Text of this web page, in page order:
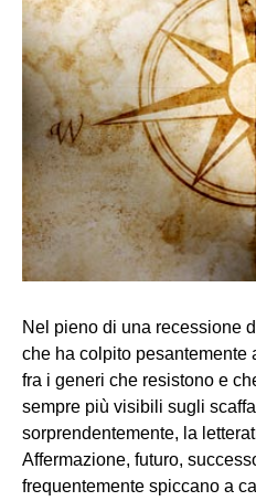
Nel pieno di una recessione
che ha colpito pesantemente
fra i generi che resistono e
sempre più visibili sugli
sorprendentemente, la
Affermazione, futuro,
frequentemente spiccano a